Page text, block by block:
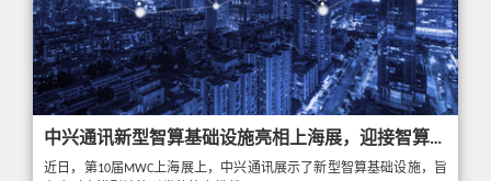
中兴通讯新型智算基础设施亮相上海展，迎接智算新未来
近日，第10届MWC上海展上，中兴通讯展示了新型智算基础设施，旨